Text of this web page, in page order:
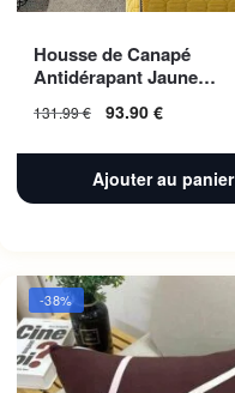
Housse de Canapé
Antidérapant Jaune
131.99€ 93.90 €
Ajouter au panier
-38%